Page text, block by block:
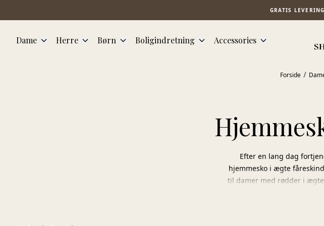
GRATIS
Dame Herre Børn Boligindretning Accessories
Forside
Efter en lang dag
hjemmesko i ægte
til damer med rødder i
Vælg mellem varme